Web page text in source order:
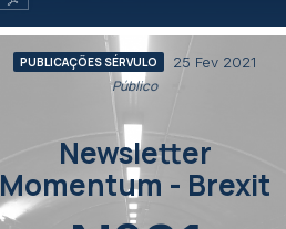
PUBLICAÇÕES SÉRVULO 25 Fev 2021
Público
Newsletter
Momentum - Brexit